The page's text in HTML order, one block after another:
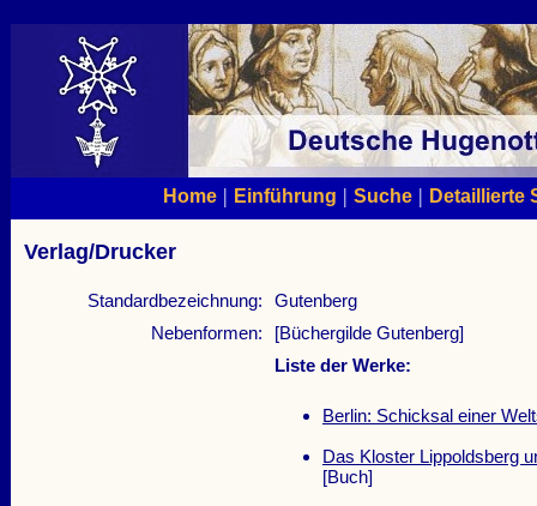
Home| Einführung | Suche| Detaillierte
Verlag/Drucker
Standardbezeichnung:
Gutenberg
Nebenformen:
[Büchergilde Gutenberg]
Liste der Werke:
Berlin: Schicksal einer
Das Kloster Lippoldsberg
[Buch]